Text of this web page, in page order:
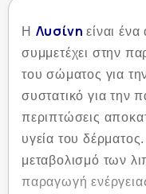
Η Λυσίνη είναι
συμμετέχει στην
του σώματος για
συστατικό για την
περιπτώσεις
υγεία του
μεταβολισμό των
παραγωγή